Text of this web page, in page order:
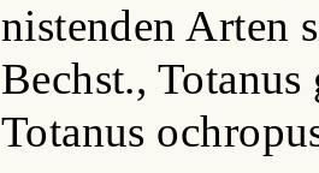
nistenden Arten
Bechst.,
Totanus